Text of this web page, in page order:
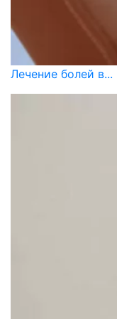
Лечение болей в...